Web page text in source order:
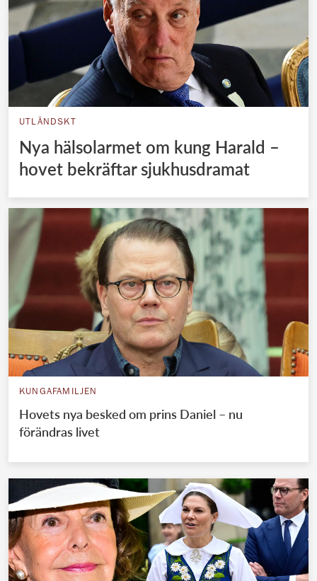
UTLÄNDSKT
Nya hälsolarmet om kung Harald –
hovet bekräftar sjukhusdramat
KUNGAFAMILJEN
Hovets nya besked om prins Daniel – nu
förändras livet